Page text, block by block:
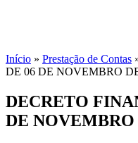
Início » Prestação de Contas
DE 06 DE NOVEMBRO
DECRETO
DE NOVEMBRO